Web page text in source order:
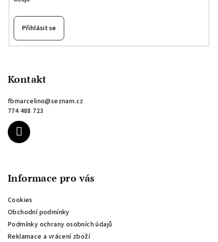
Přihlásit se
Kontakt
fbmarcelino@seznam.cz
774 488 723
Informace pro vás
Cookies
Obchodní podmínky
Podmínky ochrany osobních údajů
Reklamace a vrácení zboží